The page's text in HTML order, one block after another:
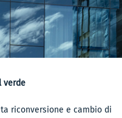
verde
riconversione e cambio di